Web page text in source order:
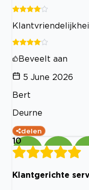
Beveelt aan
5 June 2026
Bert
Deurne
delen
10
Klantgerichte